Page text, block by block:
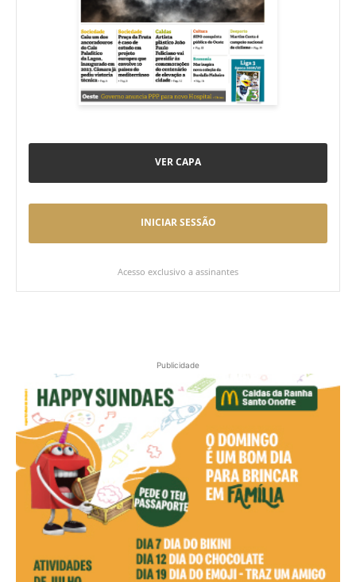
VER CAPA
INICIAR SESSÃO
Acesso exclusivo a assinantes
Publicidade